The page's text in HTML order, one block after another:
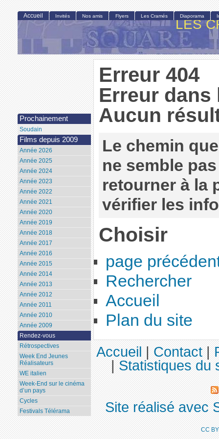
LES
Erreur 404
Erreur dans
Aucun
Le chemin
ne semble
retourner à la
vérifier les
Choisir
page
Rechercher
Accueil
Plan du site
Accueil Invités Nos amis Flyers Les Cramés Diaporama
Prochainement
Soudain
Films depuis 2009
Année 2026
Année 2025
Année 2024
Année 2023
Année 2022
Année 2021
Année 2020
Année 2019
Année 2018
Année 2017
Année 2016
Année 2015
Année 2014
Année 2013
Année 2012
Année 2011
Année 2010
Année 2009
Rendez-vous
Rétrospectives
Week End Jeunes
Réalisateurs
WE italien
Week-End sur le cinéma
d’un pays
Cycles
Festivals Télérama
Accueil|Contact|
|Statistiques du
Site réalisé avec
CC